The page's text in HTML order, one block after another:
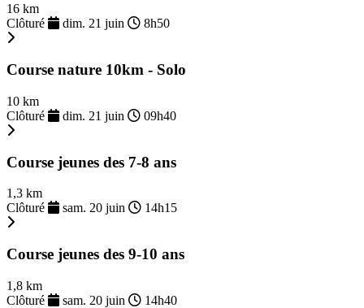
16 km
Clôturé
dim. 21 juin 8h50
Course nature 10km - Solo
10 km
Clôturé
dim. 21 juin 09h40
Course jeunes des 7-8 ans
1,3 km
Clôturé
sam. 20 juin 14h15
Course jeunes des 9-10 ans
1,8 km
Clôturé
sam. 20 juin 14h40